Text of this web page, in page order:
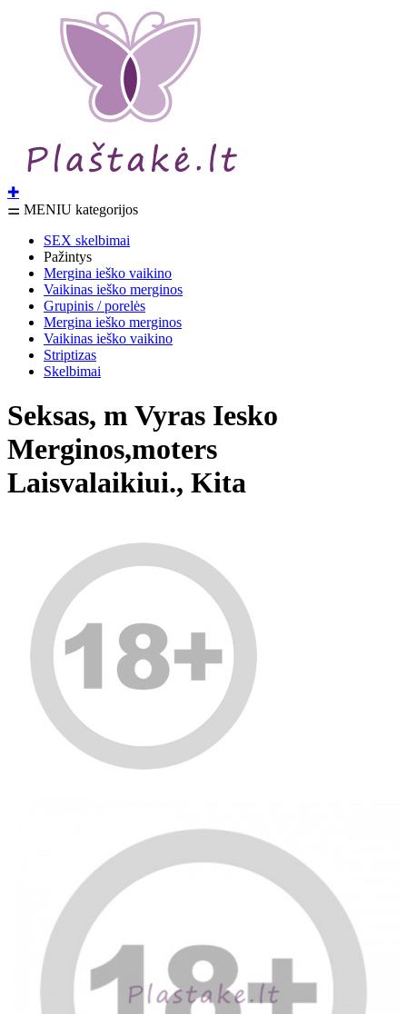
✚
⚌ MENIU kategorijos
SEX skelbimai
Pažintys
Mergina ieško vaikino
Vaikinas ieško merginos
Grupinis / porelės
Mergina ieško merginos
Vaikinas ieško vaikino
Striptizas
Skelbimai
Seksas, m Vyras Iesko
Merginos,moters
Laisvalaikiui., Kita